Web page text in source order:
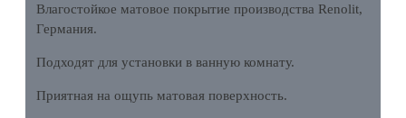
Влагостойкое матовое покрытие производства Renolit,
Германия.
Подходят для установки в ванную комнату.
Приятная на ощупь матовая поверхность.